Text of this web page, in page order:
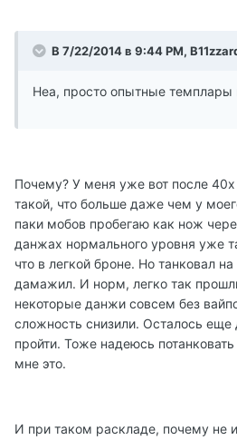
В 7/22/2014 в 9:44 PM,
Неа, просто опытные темплары
Почему? У меня уже вот после
такой, что больше даже чем у
паки мобов пробегаю как нож
данжах нормального уровня уже
что в легкой броне. Но танковал
дамажил. И норм, легко так
некоторые данжи совсем без
сложность снизили. Осталось
пройти. Тоже надеюсь
мне это.
И при таком раскладе, почему не